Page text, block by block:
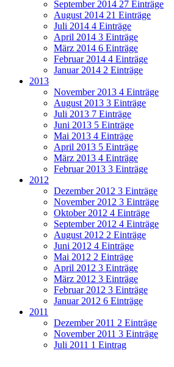
September 2014 27 Einträge
August 2014 21 Einträge
Juli 2014 4 Einträge
April 2014 3 Einträge
März 2014 6 Einträge
Februar 2014 4 Einträge
Januar 2014 2 Einträge
2013
November 2013 4 Einträge
August 2013 3 Einträge
Juli 2013 7 Einträge
Juni 2013 5 Einträge
Mai 2013 4 Einträge
April 2013 5 Einträge
März 2013 4 Einträge
Februar 2013 3 Einträge
2012
Dezember 2012 3 Einträge
November 2012 3 Einträge
Oktober 2012 4 Einträge
September 2012 4 Einträge
August 2012 2 Einträge
Juni 2012 4 Einträge
Mai 2012 2 Einträge
April 2012 3 Einträge
März 2012 3 Einträge
Februar 2012 3 Einträge
Januar 2012 6 Einträge
2011
Dezember 2011 2 Einträge
November 2011 3 Einträge
Juli 2011 1 Eintrag